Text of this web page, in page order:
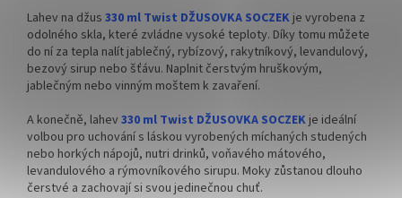
objednejte ZDE
✅ Vhodná na šťávy, sirupy,
džusy, mošty
objednejteZDE
objednejteZDE
✅ Vhodná na šťávy, sirupy,
džusy, mošty, čaj
objednejteZDE
Lahev na džus 330 ml Twist DŽUSOVKA SOCZEK je vyrobena z
odolného skla, které zvládne vysoké teploty. Díky tomu můžete
do ní za tepla nalít jablečný, rybízový, rakytníkový, levandulový,
bezový sirup nebo šťávu. Naplnit čerstvým hruškovým,
jablečným nebo vinným moštem k zavaření.
A konečně, lahev 330 ml Twist DŽUSOVKA SOCZEK je ideální
volbou pro uchování s láskou vyrobených míchaných studených
nebo horkých nápojů, nutri drinků, voňavého mátového,
levandulového a rýmovníkového sirupu. Moky zůstanou dlouho
čerstvé a zachovají si svou jedinečnou chuť.